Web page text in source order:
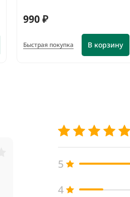
990 ₽
В корзину
Быстрая покупка
5
4